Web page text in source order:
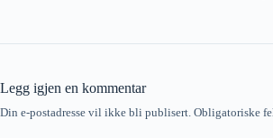
Legg igjen en kommentar
Din e-postadresse vil ikke bli publisert. Obligatoriske